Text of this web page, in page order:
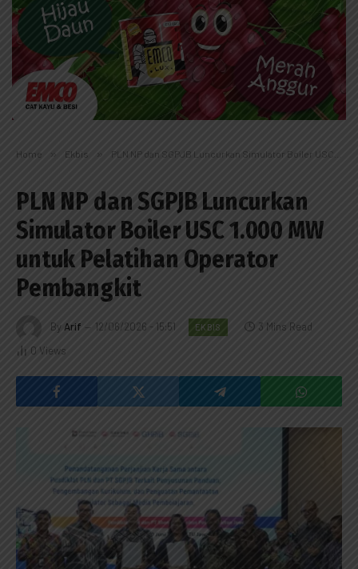
Home » Ekbis » PLN NP dan SGPJB Luncurkan Simulator Boiler USC 1.000 MW untuk Pelatihan Operator Pembangkit
PLN NP dan SGPJB Luncurkan
Simulator Boiler USC 1.000 MW
untuk Pelatihan Operator
Pembangkit
By Arif 12/06/2026 - 15:51 EKBIS
3 Mins Read
0 Views